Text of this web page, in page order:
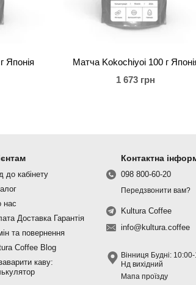
Японія
Матча Kokochiyoi 100 г
1 673 грн
до кабінету
нас
Доставка Гарантія
та повернення
Coffee Blog
каву:
Контактна
098 800-60-20
Передзвонити вам?
Kultura Coffee
info@kultura.coffee
Вінниця Будні:
Нд вихідний
Мапа проїзду